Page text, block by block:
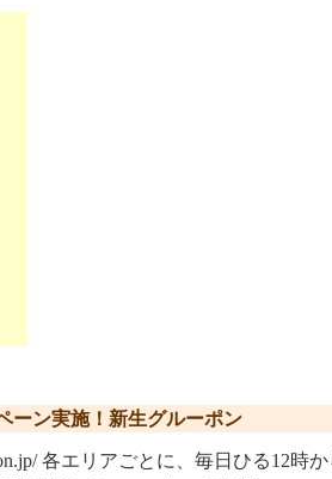
ーン実施！新生グルーポン
各エリアごとに、毎日ひる12時